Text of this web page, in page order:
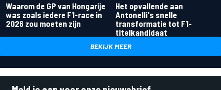
Waarom de GP van Hongarije
was zoals iedere F1-race in
2026 zou moeten zijn
Het opvallende aan
Antonelli's snelle
transformatie tot F1-
titelkandidaat
BEKIJK MEER